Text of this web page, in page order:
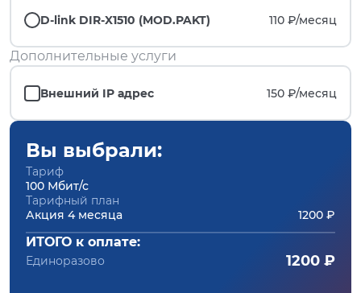
D-link DIR-X1510 (MOD.PAKT) 110 ₽/месяц
Дополнительные услуги
Внешний IP адрес 150 ₽/месяц
Вы выбрали:
Тариф
100 Мбит/с
Тарифный план
Акция 4 месяца
1200 ₽
ИТОГО к оплате:
Единоразово 1200 ₽